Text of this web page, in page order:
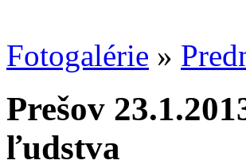
Fotogalérie »
Prešov
ľudstva